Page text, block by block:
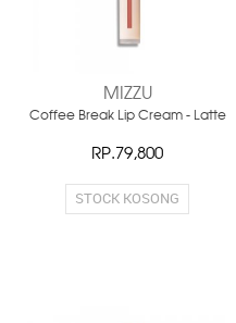
MIZZU
Coffee Break Lip Cream - Latte
RP.79,800
STOCK KOSONG